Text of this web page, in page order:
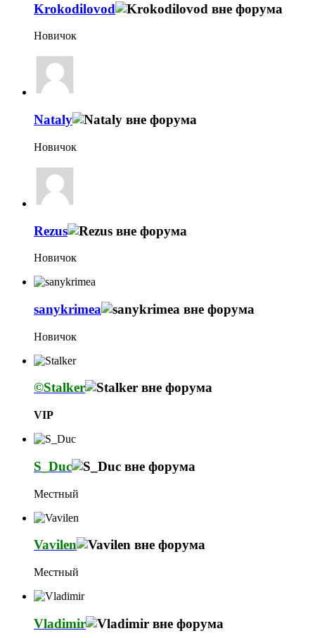
Krokodilovod
Новичок
Nataly
Новичок
Rezus
Новичок
sanykrimea
Новичок
©Stalker
VIP
S_Duc
Местный
Vavilen
Местный
Vladimir